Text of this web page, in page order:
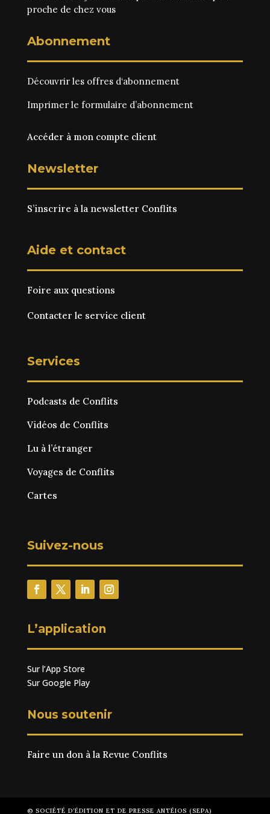
proche de chez vous
Abonnement
Découvrir les offres d‘abonnement
Imprimer le formulaire d’abonnement
Accéder à mon compte client
Newsletter
S’inscrire à la newsletter Conflits
Aide et contact
Foire aux questions
Contacter le service client
Services
Podcasts de Conflits
Vidéos de Conflits
Lu à l’étranger
Voyages de Conflits
Cartes
Suivez-nous
L’application
Sur l’App Store
Sur Google Play
Nous soutenir
Faire un don à la Revue Conflits
© SOCIÉTÉ D’ÉDITION ET DE PRESSE ANTÉIOS (SEPA)